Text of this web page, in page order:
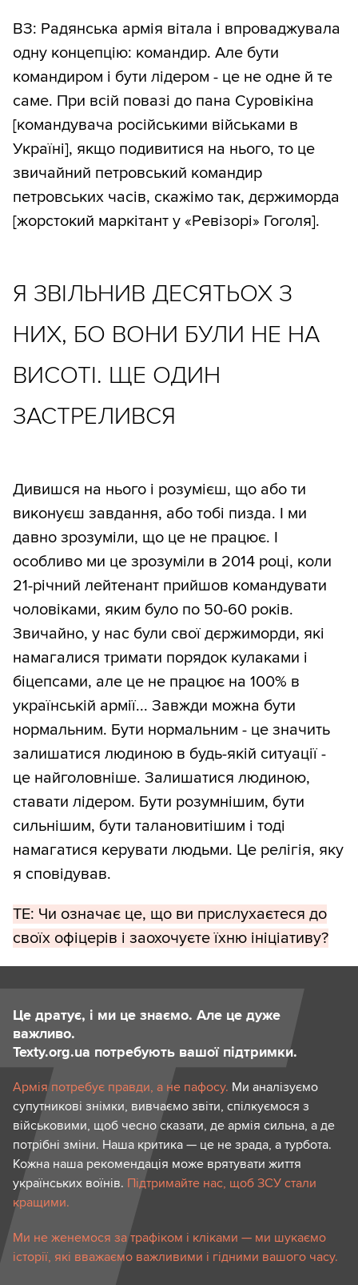
ВЗ: Радянська армія вітала і впроваджувала
одну концепцію: командир. Але бути
командиром і бути лідером - це не одне й те
саме. При всій повазі до пана Суровікіна
[командувача російськими військами в
Україні], якщо подивитися на нього, то це
звичайний петровський командир
петровських часів, скажімо так, дєржиморда
[жорстокий маркітант у «Ревізорі» Гоголя].
Я ЗВІЛЬНИВ ДЕСЯТЬОХ З
НИХ, БО ВОНИ БУЛИ НЕ НА
ВИСОТІ. ЩЕ ОДИН
ЗАСТРЕЛИВСЯ
Дивишся на нього і розумієш, що або ти
виконуєш завдання, або тобі пизда. І ми
давно зрозуміли, що це не працює. І
особливо ми це зрозуміли в 2014 році, коли
21-річний лейтенант прийшов командувати
чоловіками, яким було по 50-60 років.
Звичайно, у нас були свої дєржиморди, які
намагалися тримати порядок кулаками і
біцепсами, але це не працює на 100% в
українській армії... Завжди можна бути
нормальним. Бути нормальним - це значить
залишатися людиною в будь-якій ситуації -
це найголовніше. Залишатися людиною,
ставати лідером. Бути розумнішим, бути
сильнішим, бути талановитішим і тоді
намагатися керувати людьми. Це релігія, яку
я сповідував.
ТЕ: Чи означає це, що ви прислухаєтеся до
своїх офіцерів і заохочуєте їхню ініціативу?
Це дратує, і ми це знаємо. Але це дуже
важливо.
Texty.org.ua потребують вашої підтримки.
Армія потребує правди, а не пафосу. Ми аналізуємо
супутникові знімки, вивчаємо звіти, спілкуємося з
військовими, щоб чесно сказати, де армія сильна, а де
потрібні зміни. Наша критика — це не зрада, а турбота.
Кожна наша рекомендація може врятувати життя
українських воїнів. Підтримайте нас, щоб ЗСУ стали
кращими.
Ми не женемося за трафіком і кліками — ми шукаємо
історії, які вважаємо важливими і гідними вашого часу.